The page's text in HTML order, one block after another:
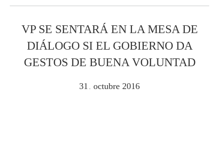
VP SE SENTARÁ EN LA MESA DE
DIÁLOGO SI EL GOBIERNO DA
GESTOS DE BUENA VOLUNTAD
31 . octubre 2016